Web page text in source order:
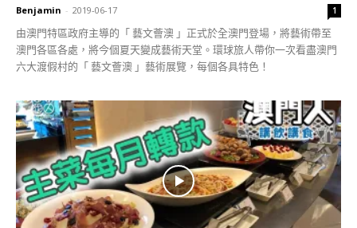
Benjamin - 2019-06-17 1
由澳門特區政府主導的「 藝文薈澳 」正式於全澳門登場，將藝術帶至
澳門各區各處，將今個夏天變成藝術天堂。環球旅人帶你一次看盡澳門
六大渡假村的「 藝文薈澳 」藝術展覽，每個各具特色！